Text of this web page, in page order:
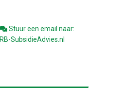
Stuur een email naar:
RB-SubsidieAdvies.nl